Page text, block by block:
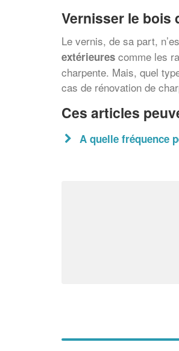
Vernisser le bois
Le vernis, de sa part,
extérieures comme les
charpente. Mais, quel
cas de rénovation de
Ces articles
A quelle fréquence